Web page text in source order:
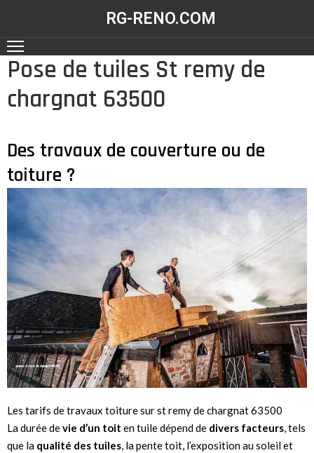
RG-RENO.COM
ACCUEIL
NOS
RÉALISATIONS
NOS
SERVICES
CONTACT
Pose de tuiles St remy de
chargnat 63500
Des travaux de couverture ou de
toiture ?
Les tarifs de travaux toiture sur st remy de chargnat 63500
La durée devie d’un toit en tuile dépend de divers facteurs, tels
que la qualité des tuiles, la pente toit, l’exposition au soleil et